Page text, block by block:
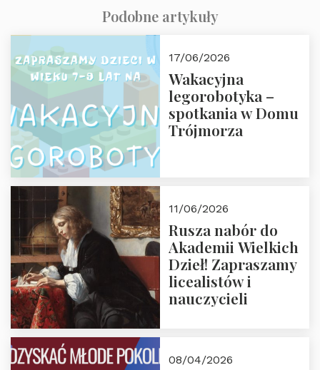
Podobne artykuły
17/06/2026
Wakacyjna
legorobotyka –
spotkania w Domu
Trójmorza
11/06/2026
Rusza nabór do
Akademii Wielkich
Dzieł! Zapraszamy
licealistów i
nauczycieli
08/04/2026